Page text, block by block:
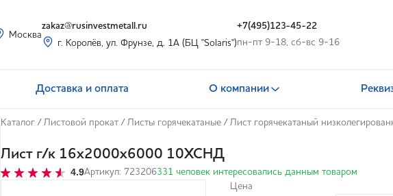
Москва
zakaz@rusinvestmetall.ru
г. Королёв, ул. Фрунзе, д. 1А (БЦ "Solaris")
+7(495)123-45-22
пн-пт 9-18, сб-вс 9-16
Доставка и оплата О компании
Каталог / Листовой прокат / Листы горячекатаные / Лист горячекатаный
Лист г/к 16х2000х6000 10ХСНД
4.9Артикул: 723206331 человек интересовались данным товаром
Цена